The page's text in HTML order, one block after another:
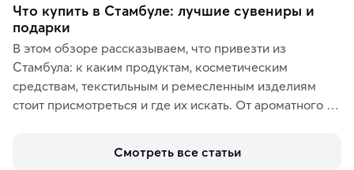
Что купить в Стамбуле: лучшие сувениры и
подарки
В этом обзоре рассказываем, что привезти из
Стамбула: к каким продуктам, косметическим
средствам, текстильным и ремесленным изделиям
стоит присмотреться и где их искать. От ароматного
аутентичных лавках — в подарок близким или себе на
Смотреть все статьи